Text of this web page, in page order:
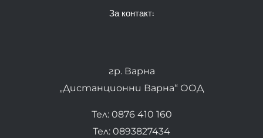
За контакт:
гр. Варна
„Дистанционни Варна“ ООД
Тел: 0876 410 160
Тел: 0893827434